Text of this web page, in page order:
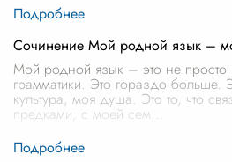
Сочинение Мой родной язык –
Мой родной язык – это не просто
грамматики. Это гораздо больше.
культура, моя душа. Это то, что
предками, с моей сем